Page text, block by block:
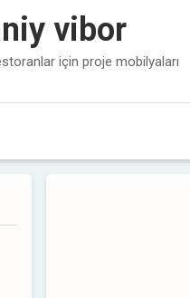
vibor
için proje mobilyaları